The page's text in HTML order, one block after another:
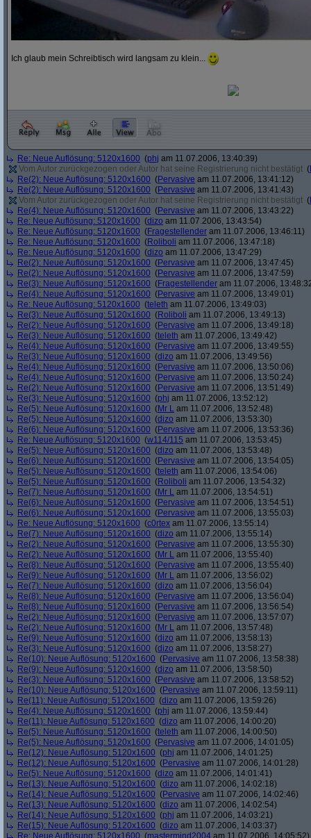
Ich glaub mein Schreibtisch wird langsam zu klein...
Re: Neue Auflösung: 5120x1600 (phj am 11.07.2006, 13:40:39)
Vom Autor zurückgezogen oder Autor hat seine Registrierung nicht bestätigt (
Re(2): Neue Auflösung: 5120x1600 (Pervasive am 11.07.2006, 13:41:12)
Re(2): Neue Auflösung: 5120x1600 (Pervasive am 11.07.2006, 13:41:43)
Vom Autor zurückgezogen oder Autor hat seine Registrierung nicht bestätigt (
Re(4): Neue Auflösung: 5120x1600 (Pervasive am 11.07.2006, 13:43:22)
Re: Neue Auflösung: 5120x1600 (dizo am 11.07.2006, 13:43:54)
Re: Neue Auflösung: 5120x1600 (Fragestellender am 11.07.2006, 13:46:11)
Re: Neue Auflösung: 5120x1600 (Roliboli am 11.07.2006, 13:47:18)
Re: Neue Auflösung: 5120x1600 (dizo am 11.07.2006, 13:47:29)
Re(2): Neue Auflösung: 5120x1600 (Pervasive am 11.07.2006, 13:47:45)
Re(2): Neue Auflösung: 5120x1600 (Pervasive am 11.07.2006, 13:47:59)
Re(3): Neue Auflösung: 5120x1600 (Fragestellender am 11.07.2006,
Re(4): Neue Auflösung: 5120x1600 (Pervasive am 11.07.2006, 13:49:01)
Re: Neue Auflösung: 5120x1600 (teleth am 11.07.2006, 13:49:03)
Re(3): Neue Auflösung: 5120x1600 (Roliboli am 11.07.2006, 13:49:13)
Re(2): Neue Auflösung: 5120x1600 (Pervasive am 11.07.2006, 13:49:18)
Re(3): Neue Auflösung: 5120x1600 (teleth am 11.07.2006, 13:49:42)
Re(4): Neue Auflösung: 5120x1600 (Pervasive am 11.07.2006, 13:49:55)
Re(3): Neue Auflösung: 5120x1600 (dizo am 11.07.2006, 13:49:56)
Re(4): Neue Auflösung: 5120x1600 (Pervasive am 11.07.2006, 13:50:06)
Re(4): Neue Auflösung: 5120x1600 (Pervasive am 11.07.2006, 13:50:24)
Re(2): Neue Auflösung: 5120x1600 (Pervasive am 11.07.2006, 13:51:49)
Re(3): Neue Auflösung: 5120x1600 (phj am 11.07.2006, 13:52:12)
Re(5): Neue Auflösung: 5120x1600 (Mr L am 11.07.2006, 13:52:48)
Re(5): Neue Auflösung: 5120x1600 (dizo am 11.07.2006, 13:53:30)
Re(6): Neue Auflösung: 5120x1600 (Pervasive am 11.07.2006, 13:53:36)
Re: Neue Auflösung: 5120x1600 (w114/115 am 11.07.2006, 13:53:45)
Re(5): Neue Auflösung: 5120x1600 (dizo am 11.07.2006, 13:53:48)
Re(6): Neue Auflösung: 5120x1600 (Pervasive am 11.07.2006, 13:54:05)
Re(5): Neue Auflösung: 5120x1600 (teleth am 11.07.2006, 13:54:06)
Re(5): Neue Auflösung: 5120x1600 (Roliboli am 11.07.2006, 13:54:32)
Re(7): Neue Auflösung: 5120x1600 (Mr L am 11.07.2006, 13:54:51)
Re(6): Neue Auflösung: 5120x1600 (Pervasive am 11.07.2006, 13:54:51)
Re(6): Neue Auflösung: 5120x1600 (Pervasive am 11.07.2006, 13:55:03)
Re: Neue Auflösung: 5120x1600 (c0rtex am 11.07.2006, 13:55:14)
Re(7): Neue Auflösung: 5120x1600 (dizo am 11.07.2006, 13:55:14)
Re(2): Neue Auflösung: 5120x1600 (Pervasive am 11.07.2006, 13:55:30)
Re(2): Neue Auflösung: 5120x1600 (Mr L am 11.07.2006, 13:55:40)
Re(8): Neue Auflösung: 5120x1600 (Pervasive am 11.07.2006, 13:55:40)
Re(9): Neue Auflösung: 5120x1600 (Mr L am 11.07.2006, 13:56:02)
Re(7): Neue Auflösung: 5120x1600 (dizo am 11.07.2006, 13:56:04)
Re(8): Neue Auflösung: 5120x1600 (Pervasive am 11.07.2006, 13:56:04)
Re(8): Neue Auflösung: 5120x1600 (Pervasive am 11.07.2006, 13:56:54)
Re(2): Neue Auflösung: 5120x1600 (Pervasive am 11.07.2006, 13:57:07)
Re(2): Neue Auflösung: 5120x1600 (Mr L am 11.07.2006, 13:57:48)
Re(9): Neue Auflösung: 5120x1600 (dizo am 11.07.2006, 13:58:13)
Re(3): Neue Auflösung: 5120x1600 (dizo am 11.07.2006, 13:58:27)
Re(10): Neue Auflösung: 5120x1600 (Pervasive am 11.07.2006, 13:58:38)
Re(9): Neue Auflösung: 5120x1600 (dizo am 11.07.2006, 13:58:50)
Re(3): Neue Auflösung: 5120x1600 (Pervasive am 11.07.2006, 13:58:52)
Re(10): Neue Auflösung: 5120x1600 (Pervasive am 11.07.2006, 13:59:11)
Re(11): Neue Auflösung: 5120x1600 (dizo am 11.07.2006, 13:59:26)
Re(4): Neue Auflösung: 5120x1600 (phj am 11.07.2006, 13:59:44)
Re(11): Neue Auflösung: 5120x1600 (dizo am 11.07.2006, 14:00:20)
Re(5): Neue Auflösung: 5120x1600 (teleth am 11.07.2006, 14:00:50)
Re(5): Neue Auflösung: 5120x1600 (Pervasive am 11.07.2006, 14:01:05)
Re(12): Neue Auflösung: 5120x1600 (phj am 11.07.2006, 14:01:25)
Re(12): Neue Auflösung: 5120x1600 (Pervasive am 11.07.2006, 14:01:28)
Re(5): Neue Auflösung: 5120x1600 (dizo am 11.07.2006, 14:01:41)
Re(13): Neue Auflösung: 5120x1600 (dizo am 11.07.2006, 14:02:18)
Re(14): Neue Auflösung: 5120x1600 (Pervasive am 11.07.2006, 14:02:46)
Re(13): Neue Auflösung: 5120x1600 (dizo am 11.07.2006, 14:02:54)
Re(14): Neue Auflösung: 5120x1600 (phj am 11.07.2006, 14:03:21)
Re(15): Neue Auflösung: 5120x1600 (dizo am 11.07.2006, 14:03:37)
Re: Neue Auflösung: 5120x1600 (mastermind2004 am 11.07.2006, 14:05:52)